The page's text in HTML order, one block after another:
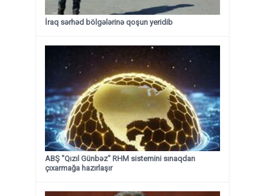
İraq sərhəd bölgələrinə qoşun yeridib
ABŞ "Qızıl Günbəz" RHM sistemini sınaqdan
çıxarmağa hazırlaşır